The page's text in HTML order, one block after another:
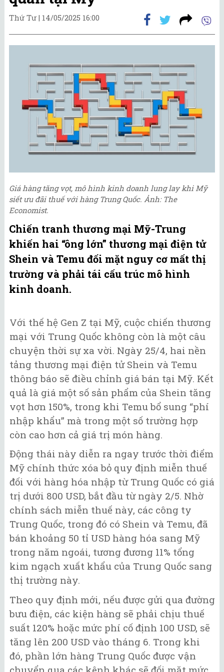
Thứ Tư | 14/05/2025 16:00
Giá hàng tăng vọt, mô hình kinh doanh lung lay khi Mỹ
siết ưu đãi thuế với hàng Trung Quốc. Ảnh: The
Economist.
Chiến tranh thương mại Mỹ-Trung
khiến hai “ông lớn” thương mại điện tử
Shein và Temu đối mặt nguy cơ mất thị
trường và phải tái cấu trúc mô hình
kinh doanh.
Với thế hệ Gen Z tại Mỹ, cuộc chiến thương
mại với Trung Quốc không còn là một câu
chuyện thời sự xa vời. Ngày 25/4, hai nền
tảng thương mại điện tử Shein và Temu
thông báo sẽ điều chỉnh giá bán tại Mỹ. Kết
quả là giá một số sản phẩm của Shein tăng
vọt hơn 150%, trong khi Temu bổ sung “phí
nhập khẩu” mà trong một số trường hợp
còn cao hơn cả giá trị món hàng.
Động thái này diễn ra ngay trước thời điểm
Mỹ chính thức xóa bỏ quy định miễn thuế
đối với hàng hóa nhập từ Trung Quốc có giá
trị dưới 800 USD, bắt đầu từ ngày 2/5. Nhờ
chính sách miễn thuế này, các công ty
Trung Quốc, trong đó có Shein và Temu, đã
bán khoảng 50 tỉ USD hàng hóa sang Mỹ
trong năm ngoái, tương đương 11% tổng
kim ngạch xuất khẩu của Trung Quốc sang
thị trường này.
Theo quy định mới, nếu được gửi qua đường
bưu điện, các kiện hàng sẽ phải chịu thuế
suất 120% hoặc mức phí cố định 100 USD, sẽ
tăng lên 200 USD vào tháng 6. Trong khi
đó, phần lớn hàng Trung Quốc được vận